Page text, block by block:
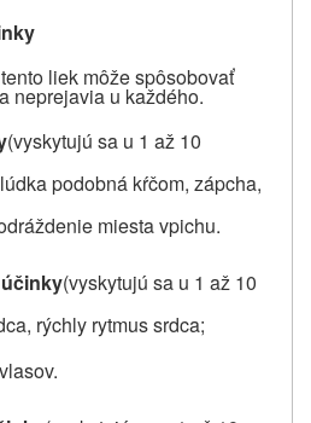
liek môže spôsobovať
neprejavia u každého.
(vyskytujú sa u 1 až 10
podobná kŕčom, zápcha,
miesta vpichu.
(vyskytujú sa u 1 až 10
rýchly rytmus srdca;